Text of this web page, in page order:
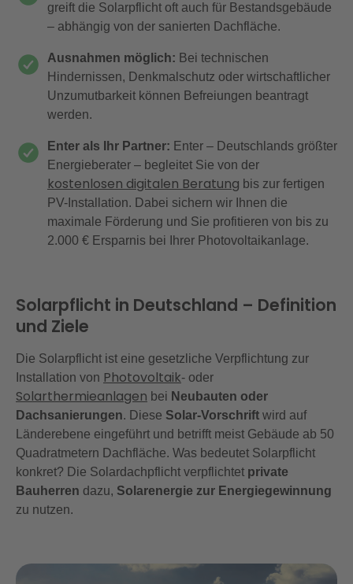
greift die Solarpflicht oft auch für Bestandsgebäude
– abhängig von der sanierten Dachfläche.
Ausnahmen möglich: Bei technischen
Hindernissen, Denkmalschutz oder wirtschaftlicher
Unzumutbarkeit können Befreiungen beantragt
werden.
Enter als Ihr Partner: Enter – Deutschlands größter
Energieberater – begleitet Sie von der
kostenlosen digitalen Beratung bis zur fertigen
PV-Installation. Dabei sichern wir Ihnen die
maximale Förderung und Sie profitieren von bis zu
2.000 € Ersparnis bei Ihrer Photovoltaikanlage.
Solarpflicht in Deutschland – Definition
und Ziele
Die Solarpflicht ist eine gesetzliche Verpflichtung zur
Installation von Photovoltaik- oder
Solarthermieanlagen bei Neubauten oder
Dachsanierungen. Diese Solar-Vorschrift wird auf
Länderebene eingeführt und betrifft meist Gebäude ab 50
Quadratmetern Dachfläche. Was bedeutet Solarpflicht
konkret? Die Solardachpflicht verpflichtet private
Bauherren dazu, Solarenergie zur Energiegewinnung
zu nutzen.